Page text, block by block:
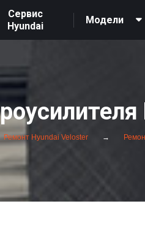
Сервис
Hyundai
Модели
Ремонт Hyundai Veloster